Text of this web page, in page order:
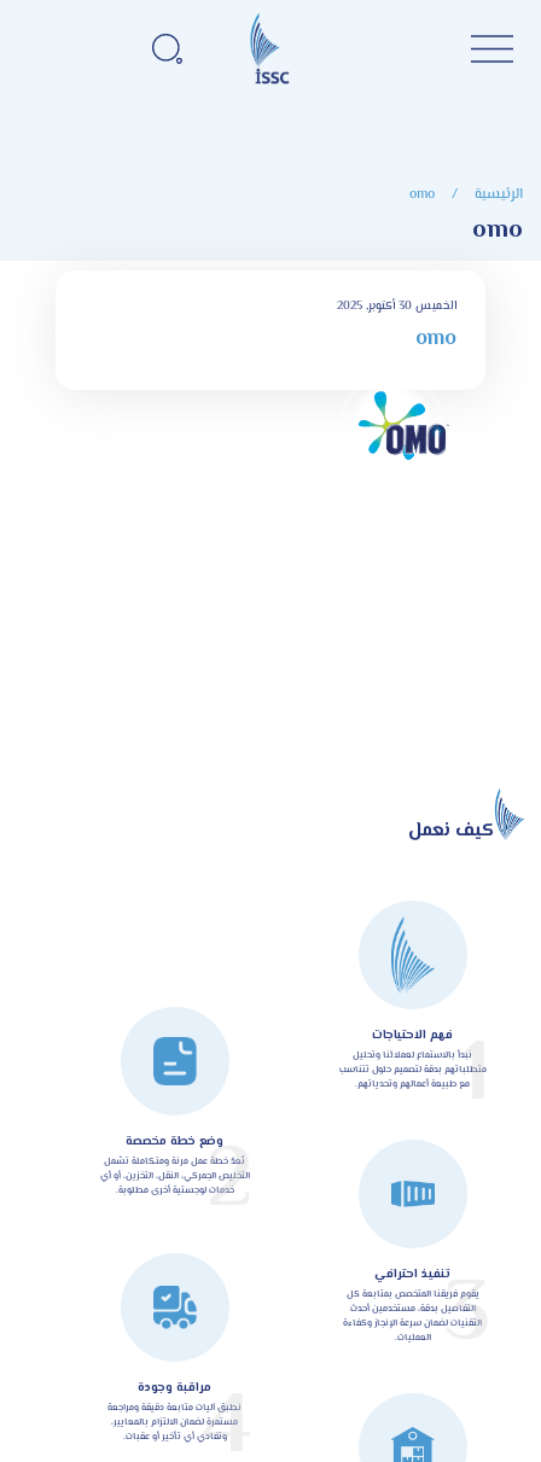
الرئيسية /
omo
omo
الخميس 30 أكتوبر, 2025
omo
كيف نعمل
1 فهم الاحتياجات
نبدأ بالاستماع لعملائنا وتحليل
متطلباتهم بدقة لتصميم حلول تتناسب
مع طبيعة أعمالهم وتحدياتهم.
2وضع خطة مخصصة
نُعدّ خطة عمل مرنة ومتكاملة تشمل
التخليص الجمركي، النقل، التخزين، أو أي
خدمات لوجستية أخرى مطلوبة.
3تنفيذ احترافي
يقوم فريقنا المتخصص بمتابعة كل
التفاصيل بدقة، مستخدمين أحدث
التقنيات لضمان سرعة الإنجاز وكفاءة
العمليات.
4مراقبة وجودة
نطبق آليات متابعة دقيقة ومراجعة
مستمرة لضمان الالتزام بالمعايير،
وتفادي أي تأخير أو عقبات.